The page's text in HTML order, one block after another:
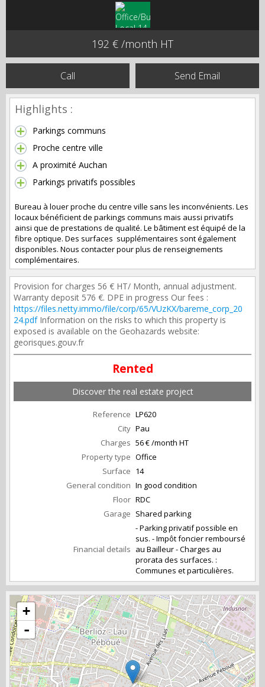
192 € /month HT
Call Send Email
Highlights :
Parkings communs
Proche centre ville
A proximité Auchan
Parkings privatifs possibles
Bureau à louer proche du centre ville sans les inconvénients. Les
locaux bénéficient de parkings communs mais aussi privatifs
ainsi que de prestations de qualité. Le bâtiment est équipé de la
fibre optique. Des surfaces supplémentaires sont également
disponibles. Nous contacter pour plus de renseignements
complémentaires.
Provision for charges 56 € HT/ Month, annual adjustment.
Warranty deposit 576 €. DPE in progress Our fees :
https://files.netty.immo/file/corp/65/VUzKX/bareme_corp_20
24.pdfInformation on the risks to which this property is
exposed is available on the Geohazards website:
georisques.gouv.fr
Rented
Discover the real estate project
Reference LP620
City Pau
Charges 56 € /month HT
Property type Office
Surface 14
General condition In good condition
Floor RDC
Garage Shared parking
Financial details
- Parking privatif possible en
sus. - Impôt foncier remboursé
au Bailleur - Charges au
prorata des surfaces. :
Communes et particulières.
+
-